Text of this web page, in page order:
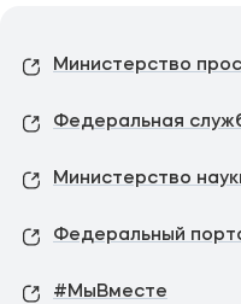
Министерство
Министерство
#МыВместе